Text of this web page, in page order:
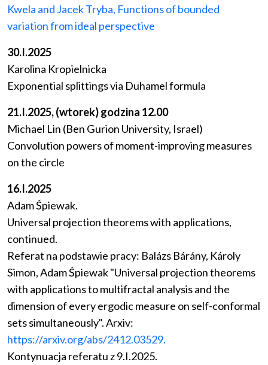
Kwela and Jacek Tryba, Functions of bounded
variation from ideal perspective
30.I.2025
Karolina Kropielnicka
Exponential splittings via Duhamel formula
21.I.2025, (wtorek) godzina 12.00
Michael Lin (Ben Gurion University, Israel)
Convolution powers of moment-improving measures
on the circle
16.I.2025
Adam Śpiewak.
Universal projection theorems with applications,
continued.
Referat na podstawie pracy: Balázs Bárány, Károly
Simon, Adam Śpiewak "Universal projection theorems
with applications to multifractal analysis and the
dimension of every ergodic measure on self-conformal
sets simultaneously". Arxiv:
https://arxiv.org/abs/2412.03529.
Kontynuacja referatu z 9.I.2025.